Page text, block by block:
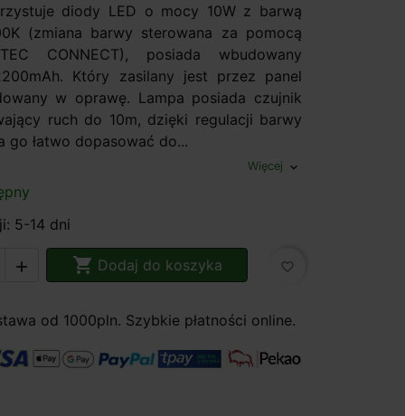
diody LED o mocy 10W z barwą
(zmiana barwy sterowana za pomocą
CONNECT), posiada wbudowany
Który zasilany jest przez panel
w oprawę. Lampa posiada czujnik
ruch do 10m, dzięki regulacji barwy
go łatwo dopasować do...
Więcej expand_more
5-14 dni
  Dodaj do koszyka favorite_border
od 1000pln. Szybkie płatności online.